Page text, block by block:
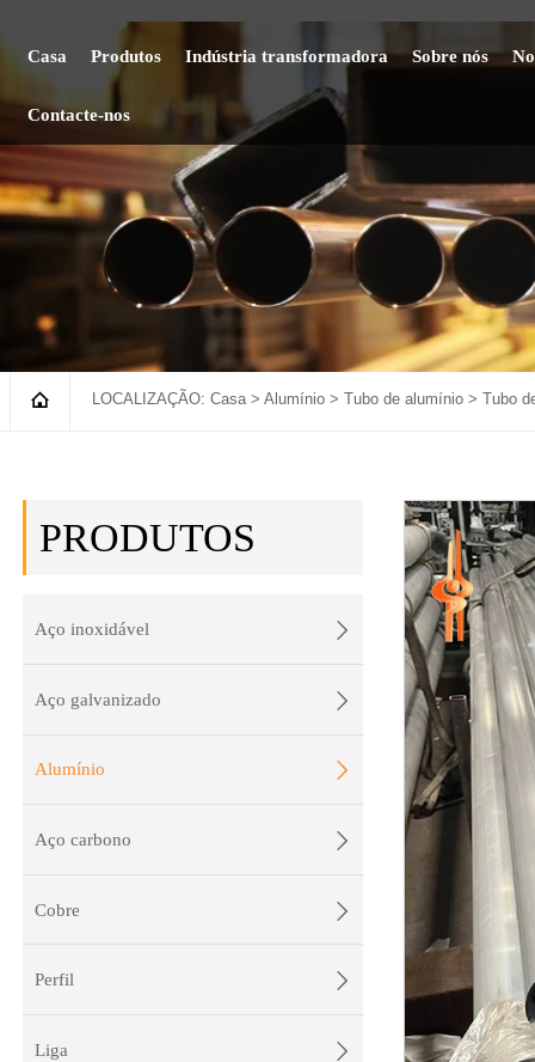
Casa Produtos Indústria transformadora Sobre nós
Contacte-nos
 LOCALIZAÇÃO:Casa>Alumínio >Tubo de alumínio >Tubo
PRODUTOS
Aço inoxidável 
Aço galvanizado 
Alumínio 
Aço carbono 
Cobre 
Perfil 
Liga 